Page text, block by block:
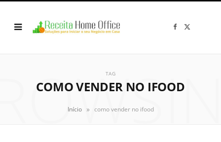
F
TAG
COMO VENDER NO IFOOD
Início » como vender no ifood